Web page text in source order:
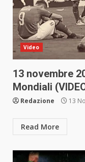
Video
13 novembre
Mondiali
Redazione 13
Read More